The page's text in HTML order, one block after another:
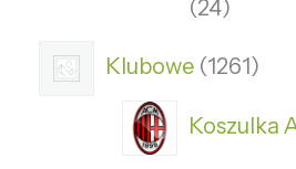
24
Klubowe 1261
Koszulka